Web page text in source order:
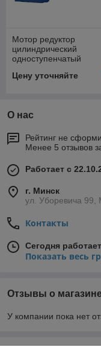
Мотор редуктор
цилиндрический
одноступенчатый
Цену уточняйте
О нас
Рейтинг не
Менее 5 отзывов
Работает с
г. Минск
ул. Уборевича 99,
Контакты
Сегодня
Показать весь
Отзывы о
У компании пока нет